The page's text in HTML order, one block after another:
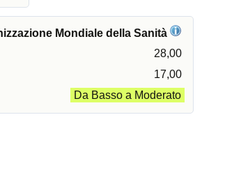
Mondiale della Sanità
28,00
17,00
Da Basso a Moderato